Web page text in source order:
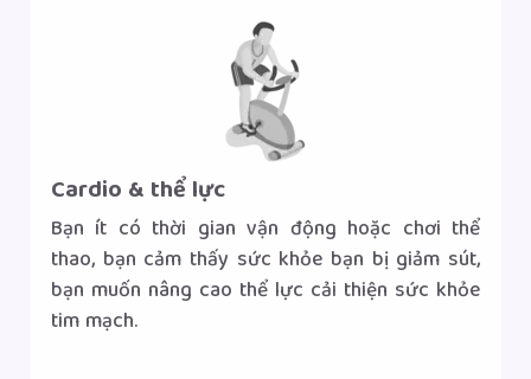
Cardio & thể lực
Bạn ít có thời gian vận động hoặc chơi thể
thao, bạn cảm thấy sức khỏe bạn bị giảm sút,
bạn muốn nâng cao thể lực cải thiện sức khỏe
tim mạch.